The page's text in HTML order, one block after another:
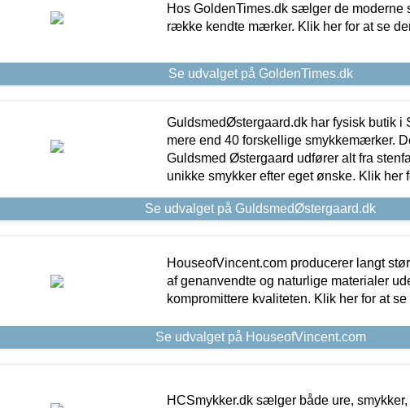
Hos GoldenTimes.dk sælger de moderne
række kendte mærker. Klik her for at se
Se udvalget på GoldenTimes.dk
GuldsmedØstergaard.dk har fysisk butik i
mere end 40 forskellige smykkemærker.
Guldsmed Østergaard udfører alt fra
unikke smykker efter eget ønske. Klik her
Se udvalget på GuldsmedØstergaard.dk
HouseofVincent.com producerer langt
af genanvendte og naturlige materialer
kompromittere kvaliteten. Klik her for at
Se udvalget på HouseofVincent.com
HCSmykker.dk sælger både ure,